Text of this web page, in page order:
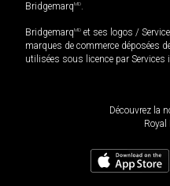
BridgemarqMD.
BridgemarqMD et ses logos /
marques de commerce déposées
utilisées sous licence par
Découvrez la
Royal